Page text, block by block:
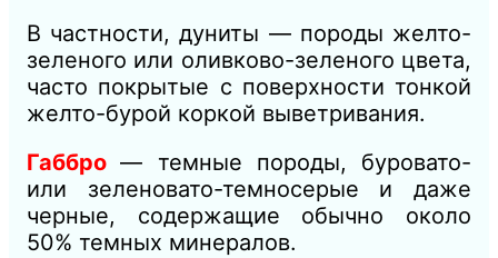
В частности, дуниты — породы желто-
зеленого или оливково-зеленого цвета,
часто покрытые с поверхности тонкой
желто-бурой коркой выветривания.
Габбро — темные породы, буровато-
или зеленовато-темносерые и даже
черные, содержащие обычно около
50% темных минералов.